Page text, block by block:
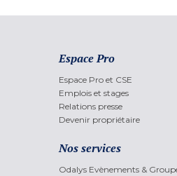
Espace Pro
Espace Pro et CSE
Emplois et stages
Relations presse
Devenir propriétaire
Nos services
Odalys Evènements &